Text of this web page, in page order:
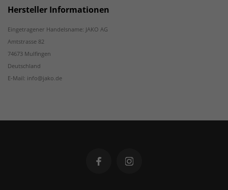
Hersteller Informationen
Eingetragener Handelsname: JAKO AG
Amtstrasse 82
74673 Mulfingen
Deutschland
E-Mail: info@jako.de